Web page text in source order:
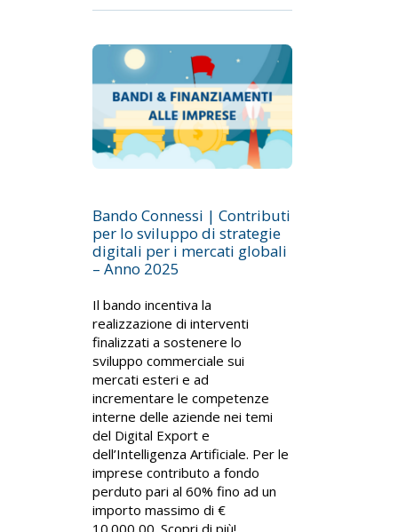
Bando Connessi | Contributi
per lo sviluppo di strategie
digitali per i mercati globali
– Anno 2025
Il bando incentiva la
realizzazione di interventi
finalizzati a sostenere lo
sviluppo commerciale sui
mercati esteri e ad
incrementare le competenze
interne delle aziende nei temi
del Digital Export e
dell’Intelligenza Artificiale. Per le
imprese contributo a fondo
perduto pari al 60% fino ad un
importo massimo di €
10.000,00. Scopri di più!